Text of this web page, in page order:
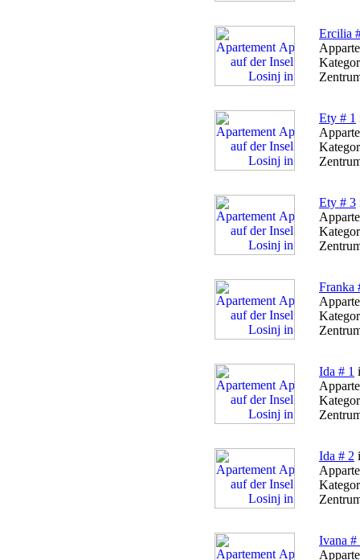
Ercilia
Ety # 1
Ety # 3
Franka
Ida # 1
Ida # 2
Ivana #